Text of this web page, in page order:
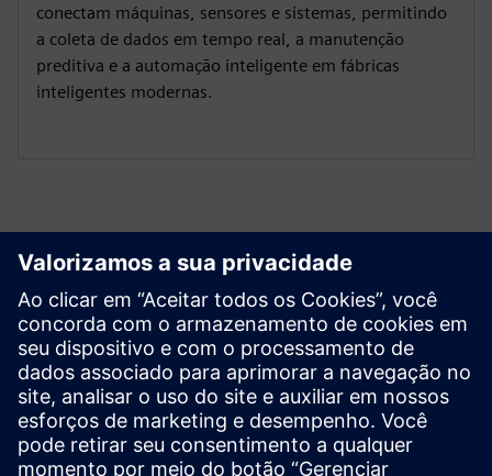
conectam máquinas, sensores e sistemas, permitindo
a coleta de dados em tempo real, a manutenção
preditiva e a automação inteligente em fábricas
inteligentes modernas.
Explore recursos e
produtos relacionados
Informações e recursos adicionais
ALGOTEQUE: Catálogo de serviços (ENG)